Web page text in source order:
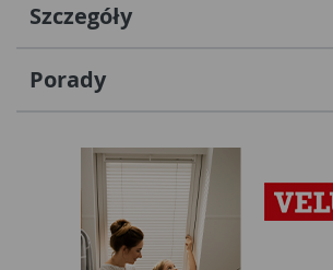
Szczegóły
Porady